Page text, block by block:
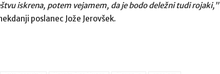
iskrena, potem vejamem, da je bodo deležni tudi rojaki,”
poslanec Jože Jerovšek.